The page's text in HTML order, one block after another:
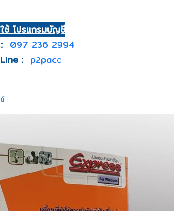
ช้ โปรแกรมบัญชี
097 236 2994
: p2pacc